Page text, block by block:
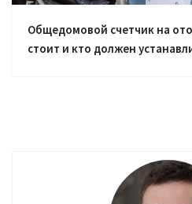
Общедомовой счетчик на
стоит и кто должен